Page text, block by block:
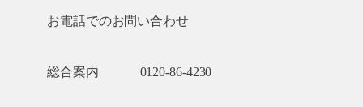
お電話でのお問い合わせ
総合案内 0120-86-4230